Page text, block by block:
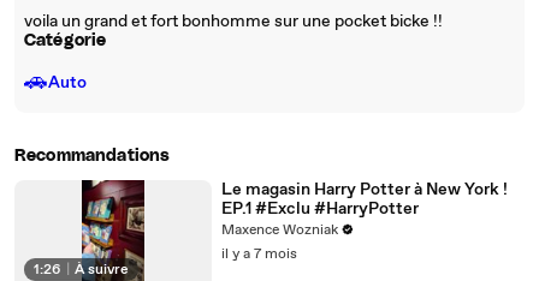
voila un grand et fort bonhomme sur une pocket bicke !!
Catégorie
🚗Auto
Recommandations
1:26 À suivre
Le magasin Harry Potter à New York !
EP.1 #Exclu #HarryPotter
Maxence Wozniak
il y a 7 mois